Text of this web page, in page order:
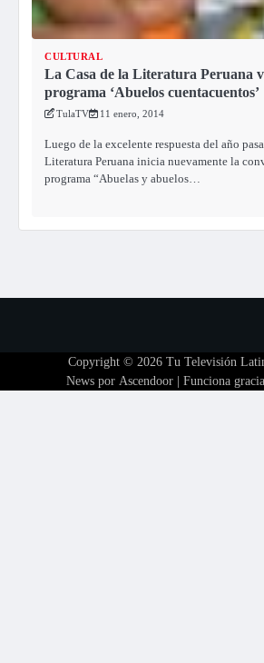
CULTURAL
La Casa de la Literatura Peruana
programa ‘Abuelos cuentacuentos’
TulaTV 11 enero, 2014
Luego de la excelente respuesta del año
Literatura Peruana inicia nuevamente la
programa “Abuelas y abuelos…
Copyright © 2026 Tu Televisión
News por Ascendoor | Funciona